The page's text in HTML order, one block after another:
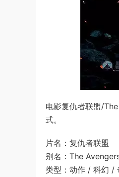
电影复仇者联盟/
式。
片名：复仇者联盟
别名：The
类型：动作 / 科幻 /